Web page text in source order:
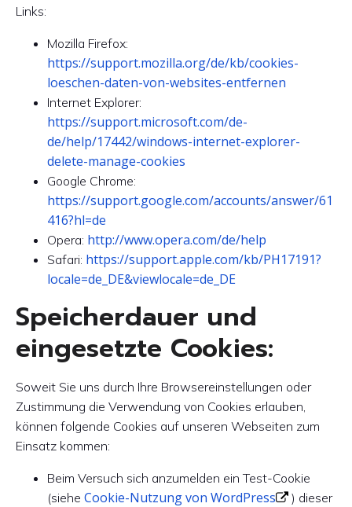
Links:
Mozilla Firefox:
https://support.mozilla.org/de/kb/cookies-
loeschen-daten-von-websites-entfernen
Internet Explorer:
https://support.microsoft.com/de-
de/help/17442/windows-internet-explorer-
delete-manage-cookies
Google Chrome:
https://support.google.com/accounts/answer/61
416?hl=de
Opera: http://www.opera.com/de/help
Safari: https://support.apple.com/kb/PH17191?
locale=de_DE&viewlocale=de_DE
Speicherdauer und
eingesetzte Cookies:
Soweit Sie uns durch Ihre Browsereinstellungen oder
Zustimmung die Verwendung von Cookies erlauben,
können folgende Cookies auf unseren Webseiten zum
Einsatz kommen:
Beim Versuch sich anzumelden ein Test-Cookie
(siehe Cookie-Nutzung von WordPress
) dieser